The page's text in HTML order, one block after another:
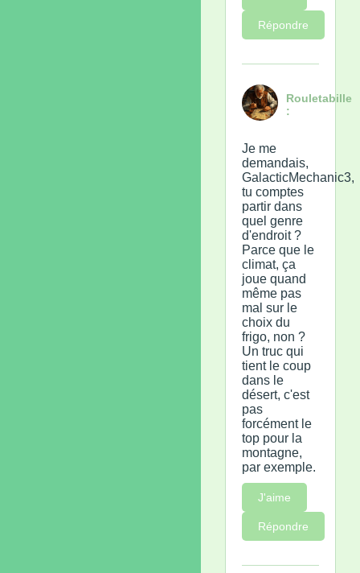
Répondre
Rouletabille
:
Je me
demandais,
GalacticMechanic3,
tu comptes
partir dans
quel genre
d'endroit ?
Parce que le
climat, ça
joue quand
même pas
mal sur le
choix du
frigo, non ?
Un truc qui
tient le coup
dans le
désert, c'est
pas
forcément le
top pour la
montagne,
par exemple.
J'aime
Répondre